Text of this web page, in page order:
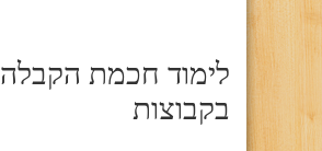
לימוד חכמת הקבלה
בקבוצות